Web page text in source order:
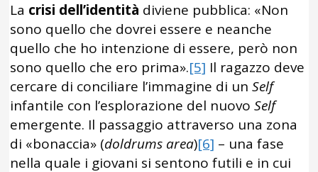
La crisi dell’identità diviene pubblica: «Non
sono quello che dovrei essere e neanche
quello che ho intenzione di essere, però non
sono quello che ero prima».[5] Il ragazzo deve
cercare di conciliare l’immagine di unSelf
infantile con l’esplorazione del nuovo Self
emergente. Il passaggio attraverso una zona
di «bonaccia» (doldrums area)[6] – una fase
nella quale i giovani si sentono futili e in cui